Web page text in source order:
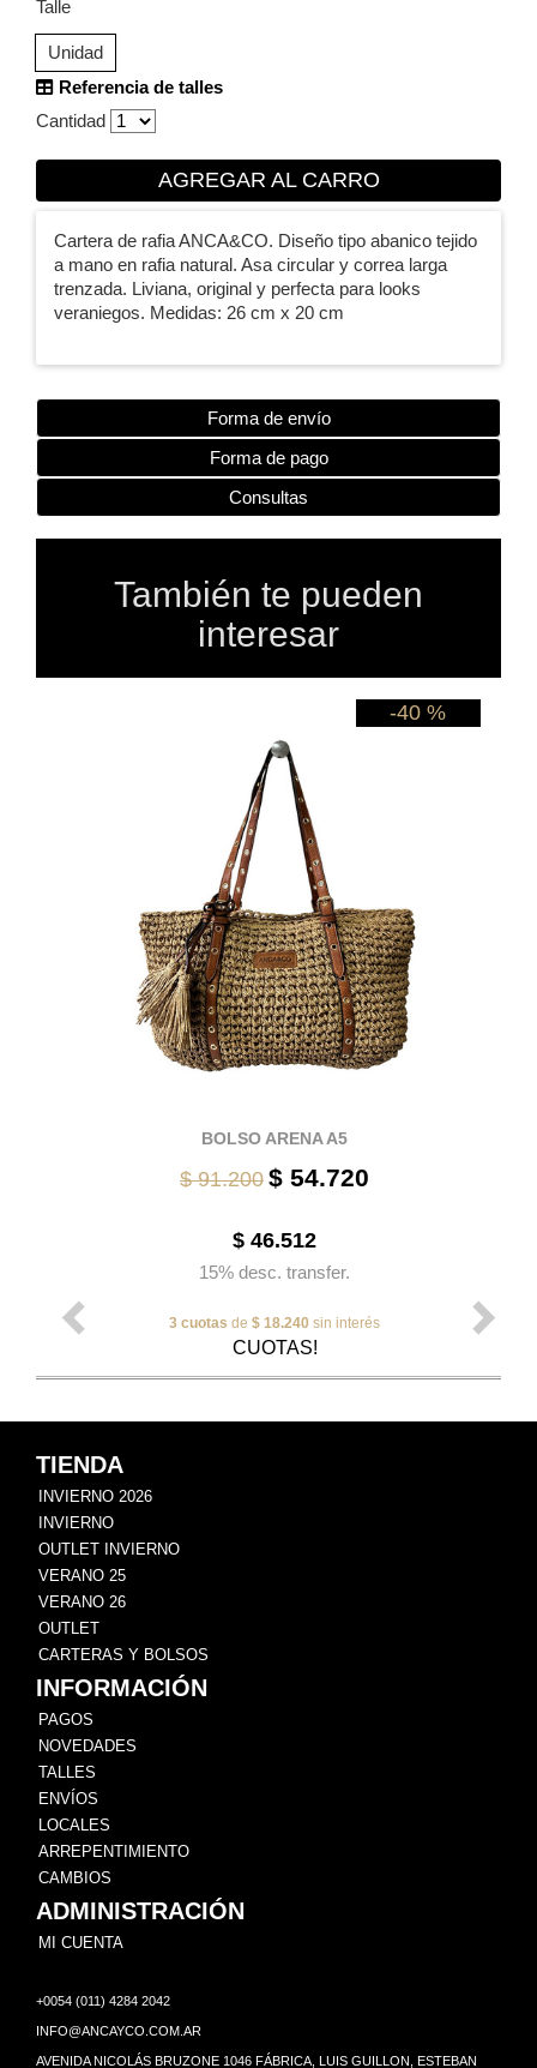
Talle
Unidad
Referencia de talles
Cantidad
AGREGAR AL CARRO
Cartera de rafia ANCA&CO. Diseño tipo abanico tejido
a mano en rafia natural. Asa circular y correa larga
trenzada. Liviana, original y perfecta para looks
veraniegos. Medidas: 26 cm x 20 cm
Forma de envío
Forma de pago
Consultas
También te pueden
interesar
-40 %
BOLSO ARENA A5
$ 91.200 $ 54.720
$ 46.512
15% desc. transfer.
3 cuotas de $ 18.240 sin interés
CUOTAS!
TIENDA
INVIERNO 2026
INVIERNO
OUTLET INVIERNO
VERANO 25
VERANO 26
OUTLET
CARTERAS Y BOLSOS
INFORMACIÓN
PAGOS
NOVEDADES
TALLES
ENVÍOS
LOCALES
ARREPENTIMIENTO
CAMBIOS
ADMINISTRACIÓN
MI CUENTA
+0054 (011) 4284 2042
INFO@ANCAYCO.COM.AR
AVENIDA NICOLÁS BRUZONE 1046 FÁBRICA, LUIS GUILLON, ESTEBAN